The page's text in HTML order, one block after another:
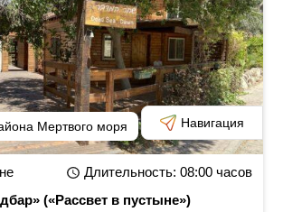
Мертвого моря Навигация
Длительность: 08:00 часов
(«Рассвет в пустыне»)